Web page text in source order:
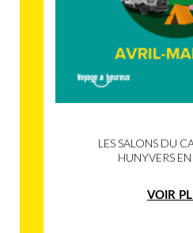
LES SALONS DU
HUNYVERS
VOIR